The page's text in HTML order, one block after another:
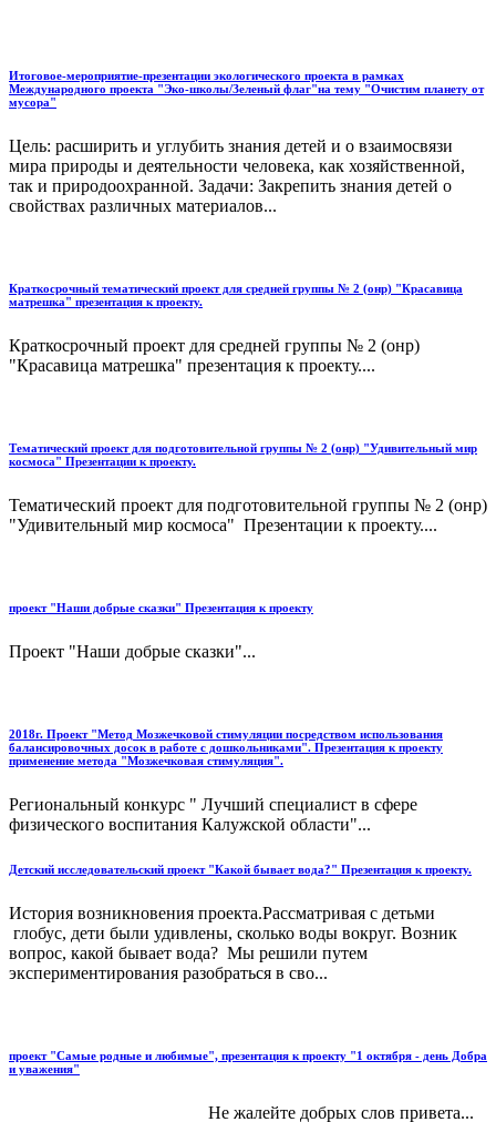
Итоговое-мероприятие-презентации экологического проекта в рамках
Международного проекта "Эко-школы/Зеленый флаг"на тему "Очистим планету от
мусора"
Цель: расширить и углубить знания детей и о взаимосвязи
мира природы и деятельности человека, как хозяйственной,
так и природоохранной. Задачи: Закрепить знания детей о
свойствах различных материалов...
Краткосрочный тематический проект для средней группы № 2 (онр) "Красавица
матрешка" презентация к проекту.
Краткосрочный проект для средней группы № 2 (онр)
"Красавица матрешка" презентация к проекту....
Тематический проект для подготовительной группы № 2 (онр) "Удивительный мир
космоса" Презентации к проекту.
Тематический проект для подготовительной группы № 2 (онр)
"Удивительный мир космоса" Презентации к проекту....
проект "Наши добрые сказки" Презентация к проекту
Проект "Наши добрые сказки"...
2018г. Проект "Метод Мозжечковой стимуляции посредством использования
балансировочных досок в работе с дошкольниками". Презентация к проекту
применение метода "Мозжечковая стимуляция".
Региональный конкурс " Лучший специалист в сфере
физического воспитания Калужской области"...
Детский исследовательский проект "Какой бывает вода?" Презентация к проекту.
История возникновения проекта.Рассматривая с детьми
глобус, дети были удивлены, сколько воды вокруг. Возник
вопрос, какой бывает вода? Мы решили путем
экспериментирования разобраться в сво...
проект "Самые родные и любимые", презентация к проекту "1 октября - день Добра
и уважения"
Не жалейте добрых слов привета...